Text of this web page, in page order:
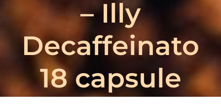
– Illy
Decaffeinato
18 capsule